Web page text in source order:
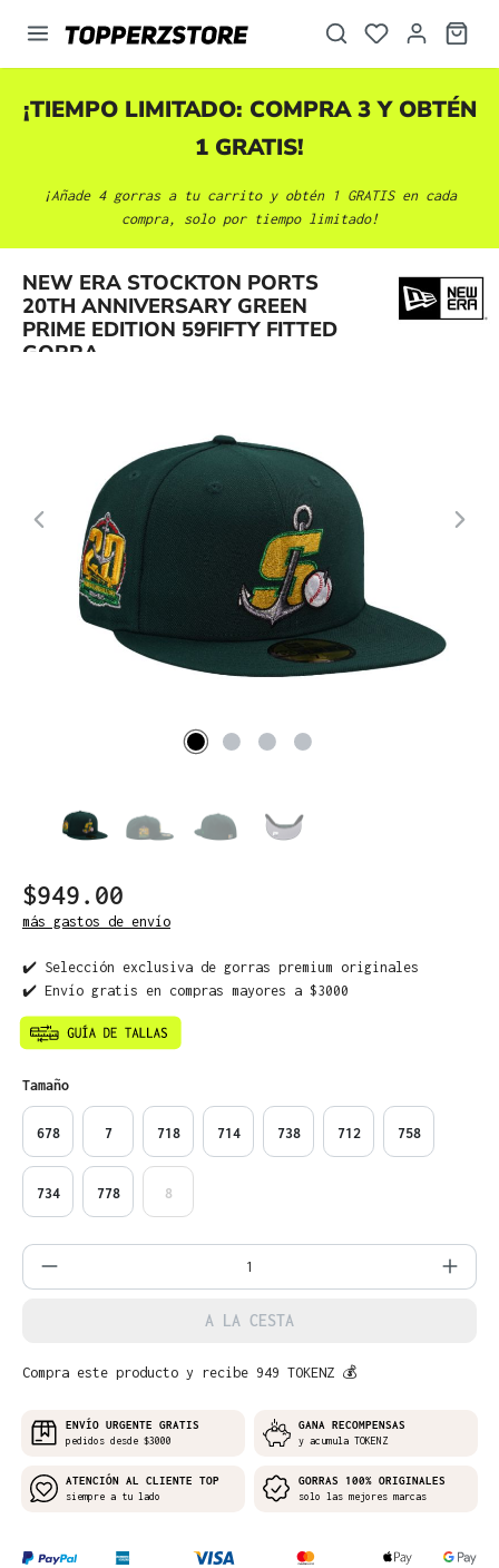
principal
¡TIEMPO LIMITADO: COMPRA 3 Y OBTÉN
1 GRATIS!
¡Añade 4 gorras a tu carrito y obtén 1 GRATIS en cada
compra, solo por tiempo limitado!
NEW ERA STOCKTON PORTS
20TH ANNIVERSARY GREEN
PRIME EDITION 59FIFTY FITTED
GORRA
Omitir galería de imágenes
$949.00
más gastos de envío
✔️ Selección exclusiva de gorras premium originales
✔️ Envío gratis en compras mayores a $3000
Seleccione
Tamaño
678 7 718 714 738 712 758
734 778 8
Cantidad del producto: introduce la
A LA CESTA
Compra este producto y recibe 949 TOKENZ 💰
ENVÍO URGENTE GRATIS
pedidos desde $3000
GANA RECOMPENSAS
y acumula TOKENZ
ATENCIÓN AL CLIENTE TOP
siempre a tu lado
GORRAS 100% ORIGINALES
solo las mejores marcas